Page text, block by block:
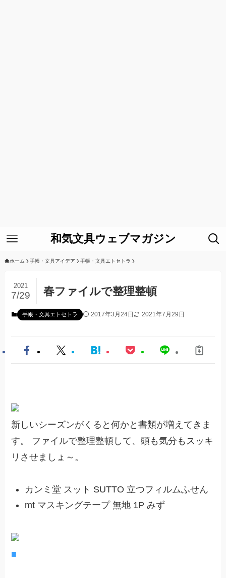
和気文具ウェブマガジン
ホーム 手帳・文具アイデア 手帳・文具エトセトラ
春ファイルで整理整頓
2021
7/29
手帳・文具エトセトラ 2017年3月24日 2021年7月29日
新しいシーズンがくると何かと書類が増えてきま
す。 ファイルで整理整頓して、頭も気分もスッキ
リさせましょ～。
カンミ堂 スット SUTTO 立つフィルムふせん
mt マスキングテープ 無地 1P みず
■